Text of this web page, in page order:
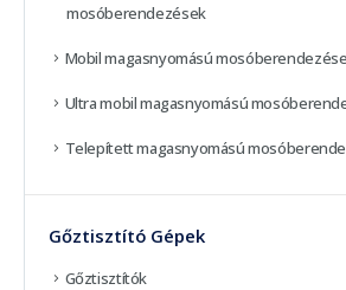
mosóberendezések
Mobil magasnyomású
Ultra mobil magasnyomású
Telepített magasnyomású
Gőztisztító Gépek
Gőztisztítók